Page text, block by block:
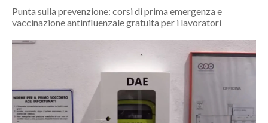
CRONACA
ECONOMIA
Punta sulla prevenzione: corsi di prima emergenza e
vaccinazione antinfluenzale gratuita per i lavoratori